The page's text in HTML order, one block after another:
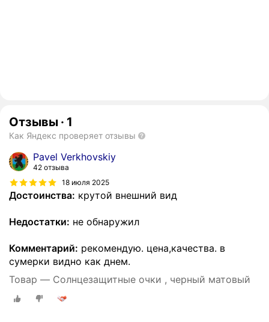
Отзывы · 1
Как Яндекс проверяет отзывы
Pavel Verkhovskiy
42 отзыва
18 июля 2025
Достоинства: крутой внешний вид
Недостатки: не обнаружил
Комментарий: рекомендую. цена,качества. в
сумерки видно как днем.
Товар — Солнцезащитные очки , черный матовый